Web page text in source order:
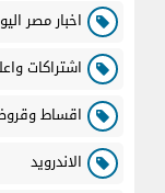
اخبار مصر
اشتراكات
اقساط
الاندرويد